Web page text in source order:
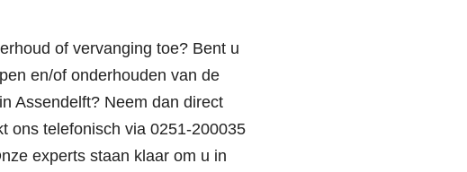
of vervanging toe? Bent u
en/of onderhouden van de
Assendelft? Neem dan direct
ons telefonisch via 0251-200035
experts staan klaar om u in